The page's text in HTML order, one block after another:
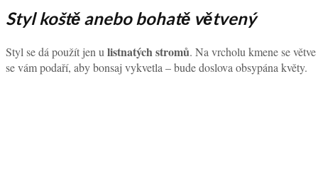
Styl koště anebo bohatě větvený
Styl se dá použít jen ulistnatých stromů. Na vrcholu kmene se
se vám podaří, aby bonsaj vykvetla – bude doslova obsypána květy.